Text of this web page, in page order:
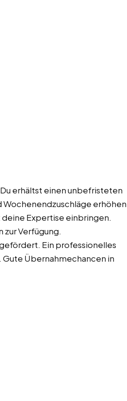
Du erhältst einen unbefristeten
erhöhen
Expertise einbringen.
Verfügung.
Ein professionelles
Übernahmechancen in